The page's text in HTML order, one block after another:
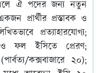
ঐ পদের জন্য নতুন
প্রার্থীর প্রস্তাবক ও
প্রত্যাহারযোগ্য;
ও ফল ইসিতে প্রেরণ;
কক্সবাজারে ২০);